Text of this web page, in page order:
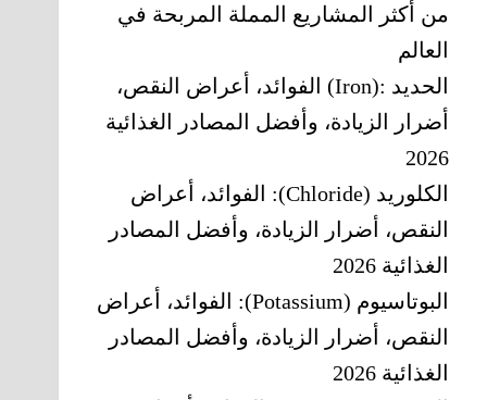
من أكثر المشاريع المملة المربحة في
العالم
الحديد‎ (Iron): ‎الفوائد، أعراض النقص،
أضرار الزيادة، وأفضل المصادر الغذائية
2026
الكلوريد (Chloride): الفوائد، أعراض
النقص، أضرار الزيادة، وأفضل المصادر
الغذائية 2026
البوتاسيوم (Potassium): الفوائد، أعراض
النقص، أضرار الزيادة، وأفضل المصادر
الغذائية 2026